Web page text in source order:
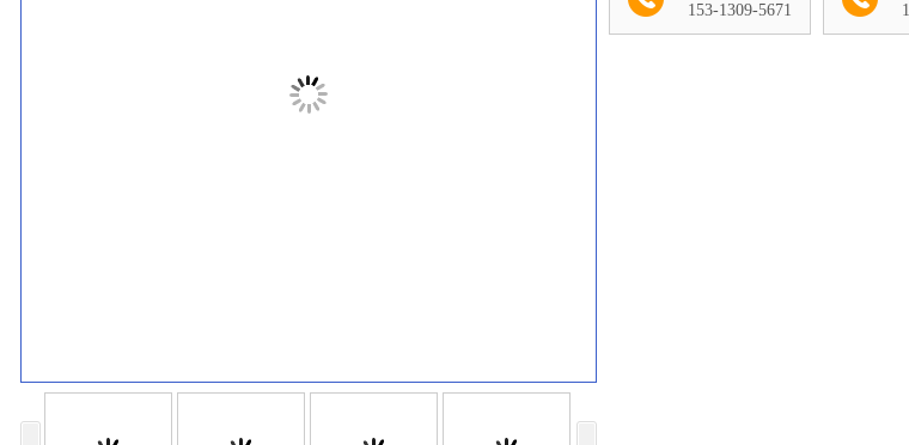
153-1309-5671